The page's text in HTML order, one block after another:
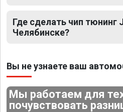
Где сделать чип тюнинг
Челябинске?
Вы не узнаете ваш
Мы работаем для
почувствовать